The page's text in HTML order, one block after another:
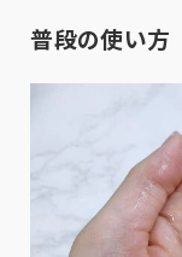
普段の使い方